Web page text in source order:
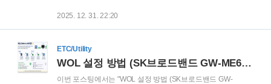
함되..
2025. 12. 31. 22:20
ETC/Utility
WOL 설정 방법 (SK브로드밴드 GW-ME6110 공유기 + MSI 메인보드 MEG Z890 ACE)
이번 포스팅에서는 "WOL 설정 방법 (SK브로드밴드 GW-